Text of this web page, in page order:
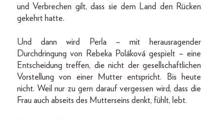
und Verbrechen gilt, dass sie dem Land den Rücken
gekehrt hatte.
Und dann wird Perla – mit herausragender
Durchdringung von Rebeka Poláková gespielt – eine
Entscheidung treffen, die nicht der gesellschaftlichen
Vorstellung von einer Mutter entspricht. Bis heute
nicht. Weil nur zu gern darauf vergessen wird, dass die
Frau auch abseits des Mutterseins denkt, fühlt, lebt.